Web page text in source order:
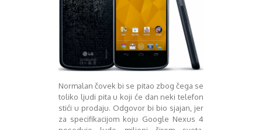
Mart 2017
April 2017
Maj 2017
Juni 2017
Juli 2017
August 2017
Oktobar 2017
Novembar 2017
Decembar 2017
Februar 2018
Normalan čovek bi se pitao zbog čega se
toliko ljudi pita u koji će dan neki telefon
stići u prodaju. Odgovor bi bio sjajan, jer
za specifikacijom koju Google Nexus 4